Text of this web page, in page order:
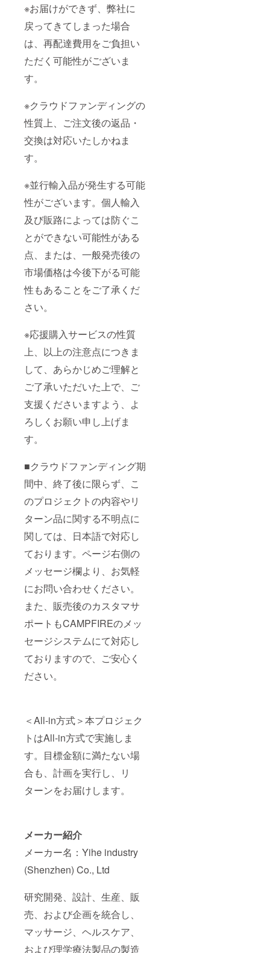
※お届けができず、弊社に
戻ってきてしまった場合
は、再配達費用をご負担い
ただく可能性がございま
す。
※クラウドファンディングの
性質上、ご注文後の返品・
交換は対応いたしかねま
す。
※並行輸入品が発生する可能
性がございます。個人輸入
及び販路によっては防ぐこ
とができない可能性がある
点、または、一般発売後の
市場価格は今後下がる可能
性もあることをご了承くだ
さい。
※応援購入サービスの性質
上、以上の注意点につきま
して、あらかじめご理解と
ご了承いただいた上で、ご
支援くださいますよう、よ
ろしくお願い申し上げま
す。
■クラウドファンディング期
間中、終了後に限らず、こ
のプロジェクトの内容やリ
ターン品に関する不明点に
関しては、日本語で対応し
ております。ページ右側の
メッセージ欄より、お気軽
にお問い合わせください。
また、販売後のカスタマサ
ポートもCAMPFIREのメッ
セージシステムにて対応し
ておりますので、ご安心く
ださい。
＜All-in方式＞本プロジェク
トはAll-in方式で実施しま
す。目標金額に満たない場
合も、計画を実行し、リ
ターンをお届けします。
メーカー紹介
メーカー名：Yihe industry
(Shenzhen) Co., Ltd
研究開発、設計、生産、販
売、および企画を統合し、
マッサージ、ヘルスケア、
および理学療法製品の製造